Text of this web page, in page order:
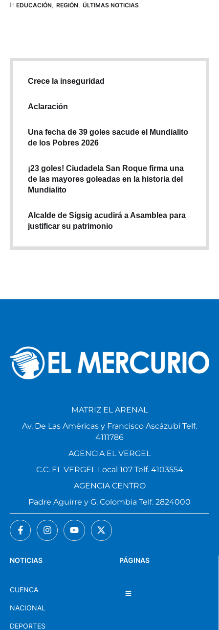
pertenece a ese régimen de estudios. La apertura oficial del
In EDUCACIÓN REGIÓN ÚLTIMAS NOTICIAS
Crece la inseguridad
Aclaración
Una fecha de 39 goles sacude el Mundialito
de los Pobres 2026
¡23 goles! Ciudadela San Roque firma una
de las mayores goleadas en la historia del
Mundialito
Alcalde de Sígsig acudirá a Asamblea para
justificar su patrimonio
PÁGINAS
NOTICIAS
CUENCA
NACIONAL
DEPORTES
MATRIZ EL ARENAL
Av. De Las Américas y Francisco Ascázubi Telf.
4111786
AGENCIA EL VERGEL
C.C. EL VERGEL Local 107 Telf. 4103554
AGENCIA CENTRO
Padre Aguirre y G. Colombia Telf. 2824000